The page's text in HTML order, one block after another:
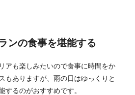
ンの食事を堪能する
アも楽しみたいので食事に時間をか
もありますが、雨の日はゆっくりと
するのがおすすめです。